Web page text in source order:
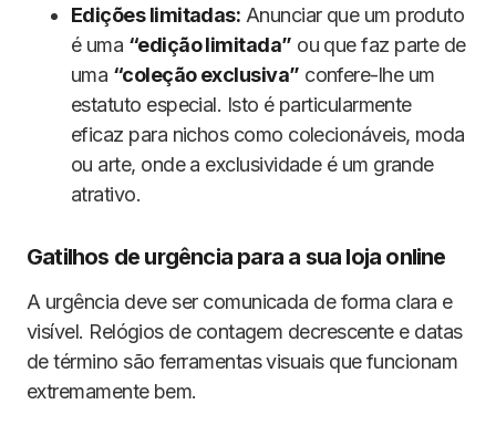
Edições limitadas: Anunciar que um produto
é uma “edição limitada” ou que faz parte de
uma “coleção exclusiva” confere-lhe um
estatuto especial. Isto é particularmente
eficaz para nichos como colecionáveis, moda
ou arte, onde a exclusividade é um grande
atrativo.
Gatilhos de urgência para a sua loja online
A urgência deve ser comunicada de forma clara e
visível. Relógios de contagem decrescente e datas
de término são ferramentas visuais que funcionam
extremamente bem.